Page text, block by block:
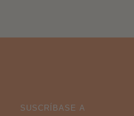
SUSCRÍBASE A